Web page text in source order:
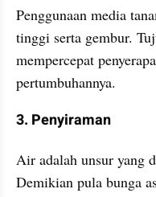
Penggunaan media
tinggi serta gembur.
mempercepat
pertumbuhannya.
3. Penyiraman
Air adalah unsur yang
Demikian pula bunga